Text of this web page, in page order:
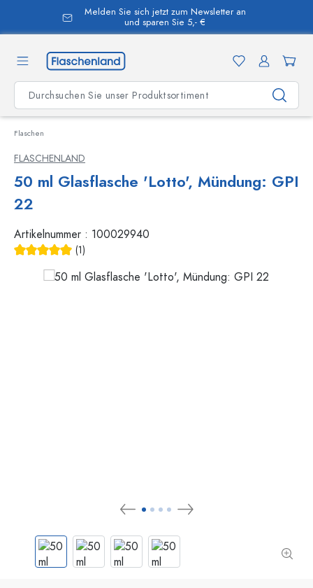
springen
Melden Sie sich jetzt zum Newsletter an
und sparen Sie 5,- €
Flaschen
FLASCHENLAND
50 ml Glasflasche 'Lotto', Mündung: GPI
22
Artikelnummer : 100029940
(1)